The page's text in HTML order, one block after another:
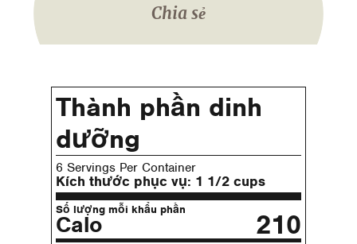
Chia sẻ
Thành phần dinh
dưỡng
6 Servings Per Container
Kích thước phục vụ: 1 1/2 cups
Số lượng mỗi khẩu phần
Calo 210